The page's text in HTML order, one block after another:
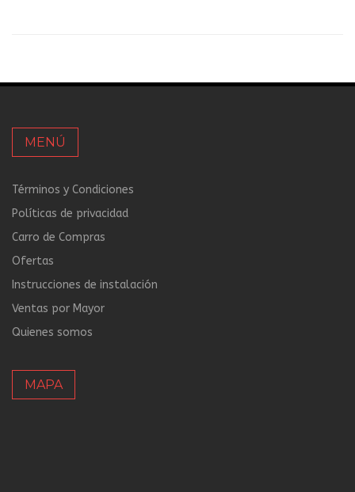
MENÚ
Términos y Condiciones
Políticas de privacidad
Carro de Compras
Ofertas
Instrucciones de instalación
Ventas por Mayor
Quienes somos
MAPA